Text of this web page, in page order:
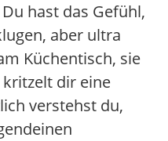
hast das Gefühl,
aber ultra
Küchentisch, sie
dir eine
verstehst du,